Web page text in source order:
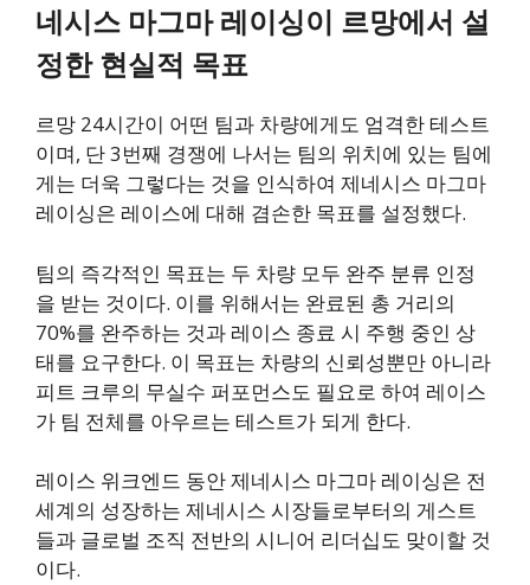
네시스 마그마 레이싱이 르망에서 설
정한 현실적 목표
르망 24시간이 어떤 팀과 차량에게도 엄격한 테스트
이며, 단 3번째 경쟁에 나서는 팀의 위치에 있는 팀에
게는 더욱 그렇다는 것을 인식하여 제네시스 마그마
레이싱은 레이스에 대해 겸손한 목표를 설정했다.
팀의 즉각적인 목표는 두 차량 모두 완주 분류 인정
을 받는 것이다. 이를 위해서는 완료된 총 거리의
70%를 완주하는 것과 레이스 종료 시 주행 중인 상
태를 요구한다. 이 목표는 차량의 신뢰성뿐만 아니라
피트 크루의 무실수 퍼포먼스도 필요로 하여 레이스
가 팀 전체를 아우르는 테스트가 되게 한다.
레이스 위크엔드 동안 제네시스 마그마 레이싱은 전
세계의 성장하는 제네시스 시장들로부터의 게스트
들과 글로벌 조직 전반의 시니어 리더십도 맞이할 것
이다.